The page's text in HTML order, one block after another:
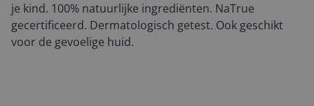
je kind. 100% natuurlijke ingrediënten. NaTrue
gecertificeerd. Dermatologisch getest. Ook geschikt
voor de gevoelige huid.